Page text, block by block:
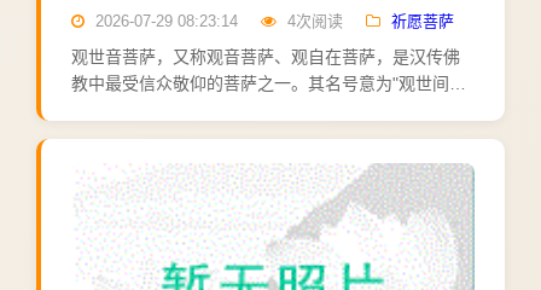
2026-07-29 08:23:14 4次阅读 祈愿菩萨
观世音菩萨，又称观音菩萨、观自在菩萨，是汉传佛
教中最受信众敬仰的菩萨之一。其名号意为"观世间音
难。南无观世音菩萨大慈大悲救苦救难千处祈求千处
应苦海常作渡...